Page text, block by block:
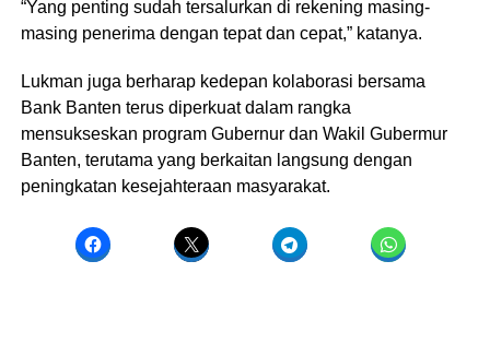
“Yang penting sudah tersalurkan di rekening masing-
masing penerima dengan tepat dan cepat,” katanya.
Lukman juga berharap kedepan kolaborasi bersama
Bank Banten terus diperkuat dalam rangka
mensukseskan program Gubernur dan Wakil Gubermur
Banten, terutama yang berkaitan langsung dengan
peningkatan kesejahteraan masyarakat.